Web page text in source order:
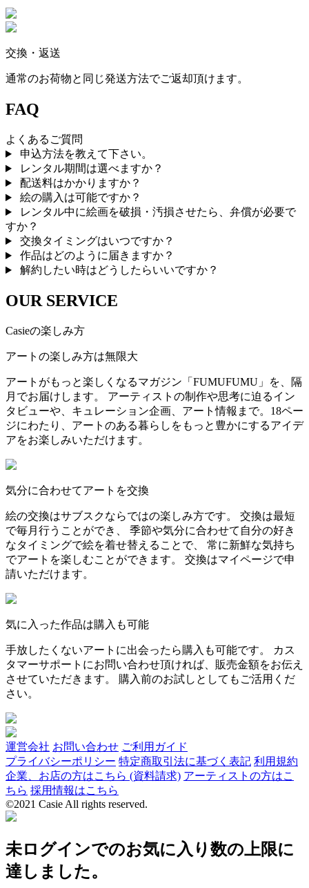
交換・返送
通常のお荷物と同じ発送方法でご返却頂けます。
FAQ
よくあるご質問
申込方法を教えて下さい。
レンタル期間は選べますか？
配送料はかかりますか？
絵の購入は可能ですか？
レンタル中に絵画を破損・汚損させたら、弁償が必要で
すか？
交換タイミングはいつですか？
作品はどのように届きますか？
解約したい時はどうしたらいいですか？
OUR SERVICE
Casieの楽しみ方
アートの楽しみ方は無限大
アートがもっと楽しくなるマガジン「FUMUFUMU」を、隔
月でお届けします。 アーティストの制作や思考に迫るイン
タビューや、キュレーション企画、アート情報まで。18ペー
ジにわたり、アートのある暮らしをもっと豊かにするアイデ
アをお楽しみいただけます。
気分に合わせてアートを交換
絵の交換はサブスクならではの楽しみ方です。 交換は最短
で毎月行うことができ、 季節や気分に合わせて自分の好き
なタイミングで絵を着せ替えることで、 常に新鮮な気持ち
でアートを楽しむことができます。 交換はマイページで申
請いただけます。
気に入った作品は購入も可能
手放したくないアートに出会ったら購入も可能です。 カス
タマーサポートにお問い合わせ頂ければ、販売金額をお伝え
させていただきます。 購入前のお試しとしてもご活用くだ
さい。
運営会社 お問い合わせ ご利用ガイド
プライバシーポリシー 特定商取引法に基づく表記 利用規約
企業、お店の方はこちら (資料請求) アーティストの方はこ
ちら 採用情報はこちら
©2021 Casie All rights reserved.
未ログインでのお気に入り数の上限に
達しました。